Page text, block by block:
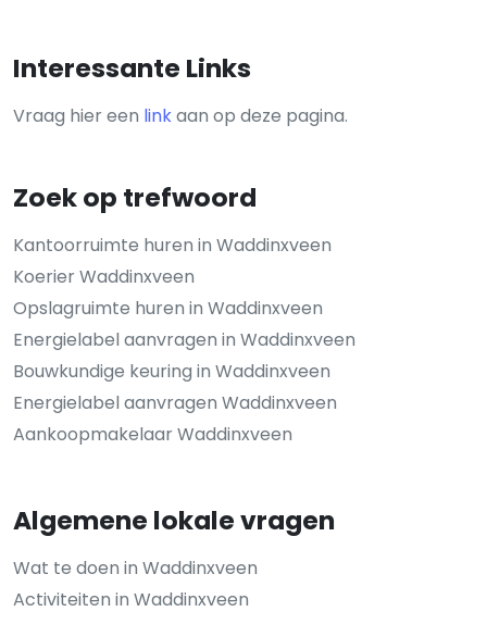
Interessante Links
Vraag hier een linkaan op deze pagina.
Zoek op trefwoord
Kantoorruimte huren in Waddinxveen
Koerier Waddinxveen
Opslagruimte huren in Waddinxveen
Energielabel aanvragen in Waddinxveen
Bouwkundige keuring in Waddinxveen
Energielabel aanvragen Waddinxveen
Aankoopmakelaar Waddinxveen
Algemene lokale vragen
Wat te doen in Waddinxveen
Activiteiten in Waddinxveen